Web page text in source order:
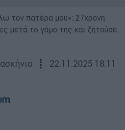
τον πατέρα μου»: 27χρονη
μετά το γάμο της και ζητούσε
┋ 22.11.2025 18:11